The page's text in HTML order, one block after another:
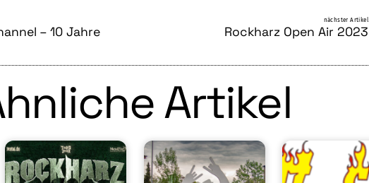
– 10 Jahre
nächster Artikel
Rockharz Open Air 2023
Artikel